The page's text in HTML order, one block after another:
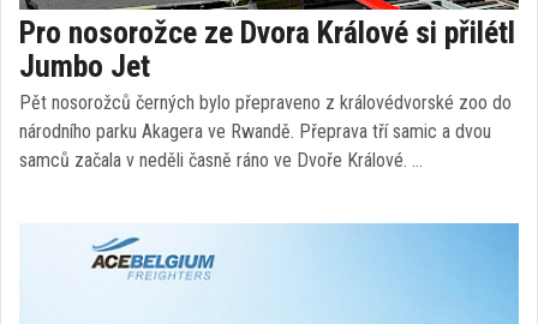
Pro nosorožce ze Dvora Králové si přilétl
Jumbo Jet
Pět nosorožců černých bylo přepraveno z královédvorské zoo do
národního parku Akagera ve Rwandě. Přeprava tří samic a dvou
samců začala v neděli časně ráno ve Dvoře Králové. …